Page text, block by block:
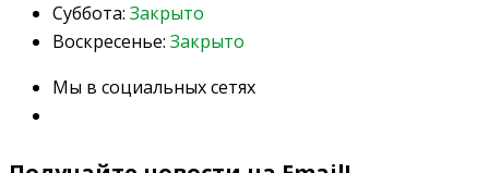
Суббота: Закрыто
Воскресенье: Закрыто
Мы в социальных сетях